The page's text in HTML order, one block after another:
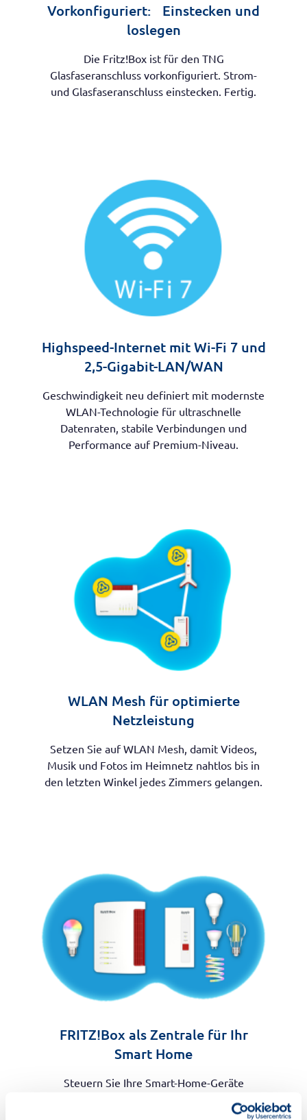
Vorkonfiguriert: Einstecken und
loslegen
Die Fritz!Box ist für den TNG
Glasfaseranschluss vorkonfiguriert. Strom-
und Glasfaseranschluss einstecken. Fertig.
Highspeed-Internet mit Wi-Fi 7 und
2,5-Gigabit-LAN/WAN
Geschwindigkeit neu definiert mit modernste
WLAN-Technologie für ultraschnelle
Datenraten, stabile Verbindungen und
Performance auf Premium-Niveau.
WLAN Mesh für optimierte
Netzleistung
Setzen Sie auf WLAN Mesh, damit Videos,
Musik und Fotos im Heimnetz nahtlos bis in
den letzten Winkel jedes Zimmers gelangen.
FRITZ!Box als Zentrale für Ihr
Smart Home
Steuern Sie Ihre Smart-Home-Geräte
komfortabel über die integrierte DECT-Basis
und die zusätzliche Zigbee-Unterstützung –